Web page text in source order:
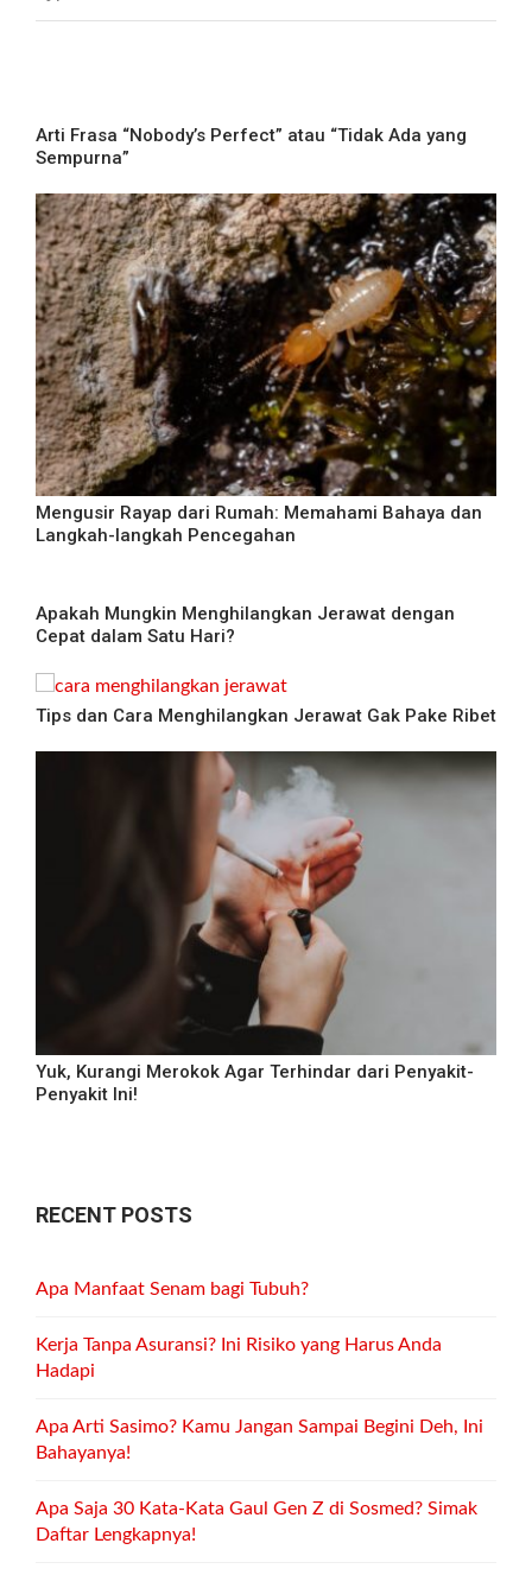
Arti Frasa “Nobody’s Perfect” atau “Tidak Ada yang
Sempurna”
Mengusir Rayap dari Rumah: Memahami Bahaya dan
Langkah-langkah Pencegahan
Apakah Mungkin Menghilangkan Jerawat dengan
Cepat dalam Satu Hari?
Tips dan Cara Menghilangkan Jerawat Gak Pake Ribet
Yuk, Kurangi Merokok Agar Terhindar dari Penyakit-
Penyakit Ini!
RECENT POSTS
Apa Manfaat Senam bagi Tubuh?
Kerja Tanpa Asuransi? Ini Risiko yang Harus Anda
Hadapi
Apa Arti Sasimo? Kamu Jangan Sampai Begini Deh, Ini
Bahayanya!
Apa Saja 30 Kata-Kata Gaul Gen Z di Sosmed? Simak
Daftar Lengkapnya!